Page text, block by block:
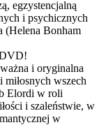
egzystencjalną
i psychicznych
(Helena Bonham
i oryginalna
wszech
Elordi w roli
i szaleństwie, w
w